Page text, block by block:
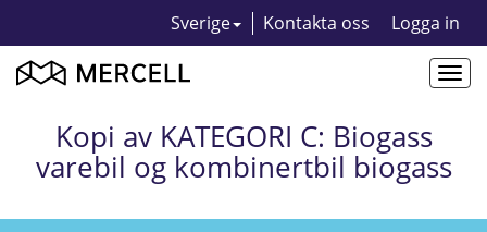
Sverige Kontakta oss Logga in
Kopi av KATEGORI C: Biogass
varebil og kombinertbil biogass